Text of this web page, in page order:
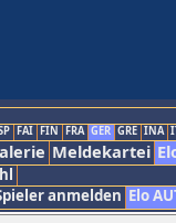
FAI FIN FRA GER GRE INA
Meldekartei
anmelden Elo